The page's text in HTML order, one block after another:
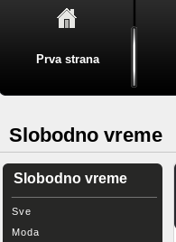
Prva strana
Slobodno vreme
Slobodno vreme
Sve
Moda